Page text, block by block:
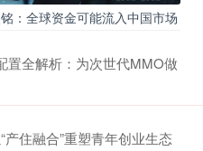
：全球资金可能流入中国市场
置全解析：为次世代MMO做
住融合”重塑青年创业生态